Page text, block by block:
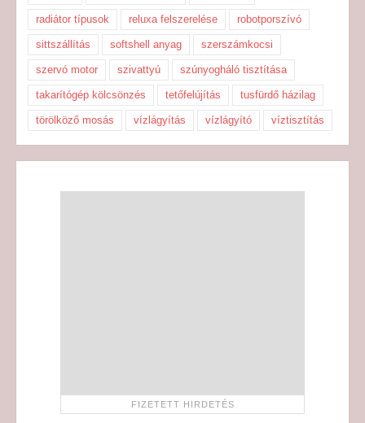
radiátor típusok reluxa felszerelése robotporszívó
sittszállítás softshell anyag szerszámkocsi
szervó motor szivattyú szúnyogháló tisztítása
takarítógép kölcsönzés tetőfelújítás tusfürdő házilag
törölköző mosás vízlágyítás vízlágyító víztisztítás